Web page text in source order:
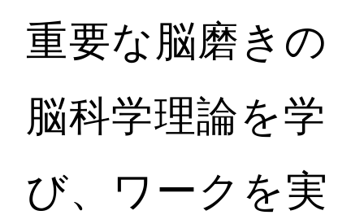
重要な脳磨きの
脳科学理論を学
び、ワークを実